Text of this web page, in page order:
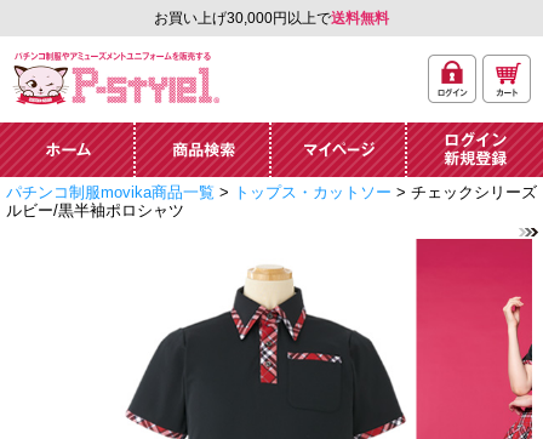
お買い上げ30,000円以上で送料無料
ーズメントユニフォー
ム通販「P-style 1」.
イン
ト
ホーム 商品検索 マイページ
ログイン・新規
パチンコ制服movika商品一覧 > トップス・カットソー > チェックシリーズ
ルビー/黒半袖ポロシャツ